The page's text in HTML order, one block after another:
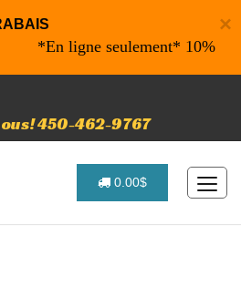
×
*En ligne seulement* 10% de
450-462-9767
0.00$